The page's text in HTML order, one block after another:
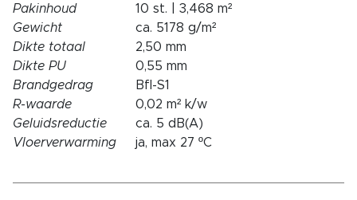
Pakinhoud
10 st. | 3,468 m²
Gewicht
ca. 5178 g/m²
Dikte totaal
2,50 mm
Dikte PU
0,55 mm
Brandgedrag
Bfl-S1
R-waarde
0,02 m² k/w
Geluidsreductie
ca. 5 dB(A)
Vloerverwarming
ja, max 27 ºC